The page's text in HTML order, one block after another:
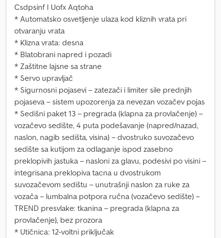
Csdpsinf I Uofx Aqtoha
* Automatsko osvetljenje ulaza kod kliznih vrata pri
otvaranju vrata
* Klizna vrata: desna
* Blatobrani napred i pozadi
* Zaštitne lajsne sa strane
* Servo upravljač
* Sigurnosni pojasevi – zatezači i limiter sile prednjih
pojaseva – sistem upozorenja za nevezan vozačev pojas
* Sedišni paket 13 – pregrada (klapna za provlačenje) –
vozačevo sedište, 4 puta podešavanje (napred/nazad,
naslon, nagib sedišta, visina) – dvostruko suvozačevo
sedište sa kutijom za odlaganje ispod zasebno
preklopivih jastuka – nasloni za glavu, podesivi po visini –
integrisana preklopiva tacna u dvostrukom
suvozačevom sedištu – unutrašnji naslon za ruke za
vozača – lumbalna potpora ručna (vozačevo sedište) –
TREND presvlake: tkanina – pregrada (klapna za
provlačenje), bez prozora
* Utičnica: 12-voltni priključak